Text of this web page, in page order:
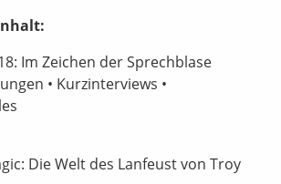
Im Zeichen der Sprechblase
• Kurzinterviews •
Die Welt des Lanfeust von Troy